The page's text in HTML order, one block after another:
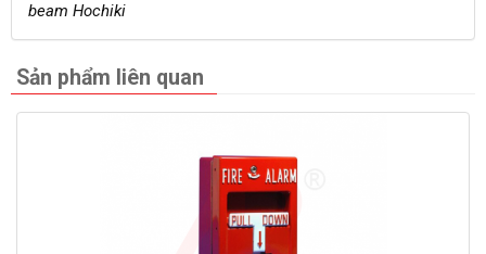
beam Hochiki
Sản phẩm liên quan